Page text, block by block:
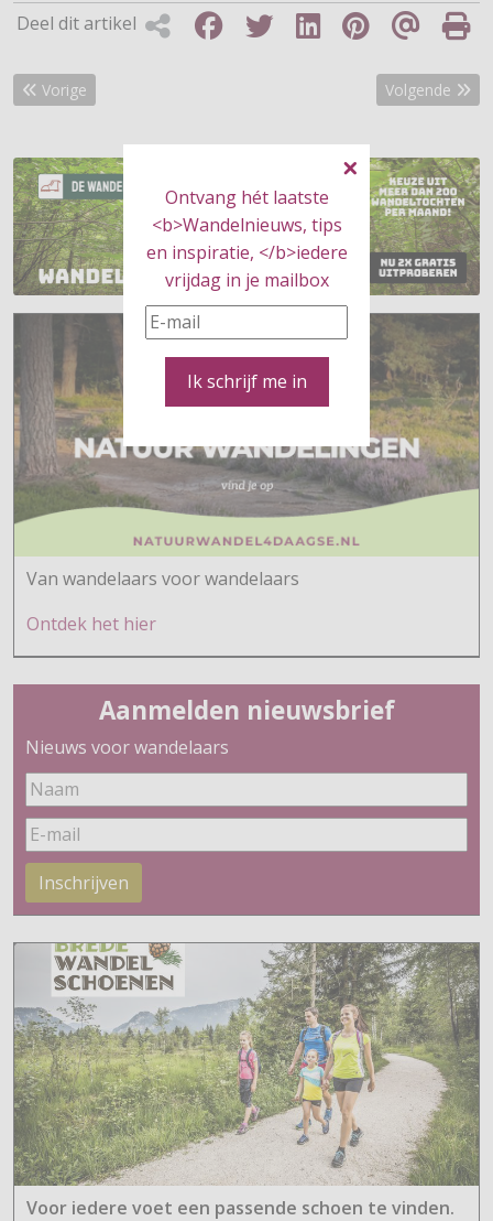
Ontvang hét laatste
<b>Wandelnieuws, tips
en inspiratie, </b>iedere
vrijdag in je mailbox
Ik schrijf me in
Deel dit artikel
Vorig artikel: Winnaars hiking-kits bekend
Vorige Volgende
Volgende
Van wandelaars voor wandelaars
Ontdek het hier
Aanmelden nieuwsbrief
Nieuws voor wandelaars
Inschrijven
Voor iedere voet een passende schoen te vinden.